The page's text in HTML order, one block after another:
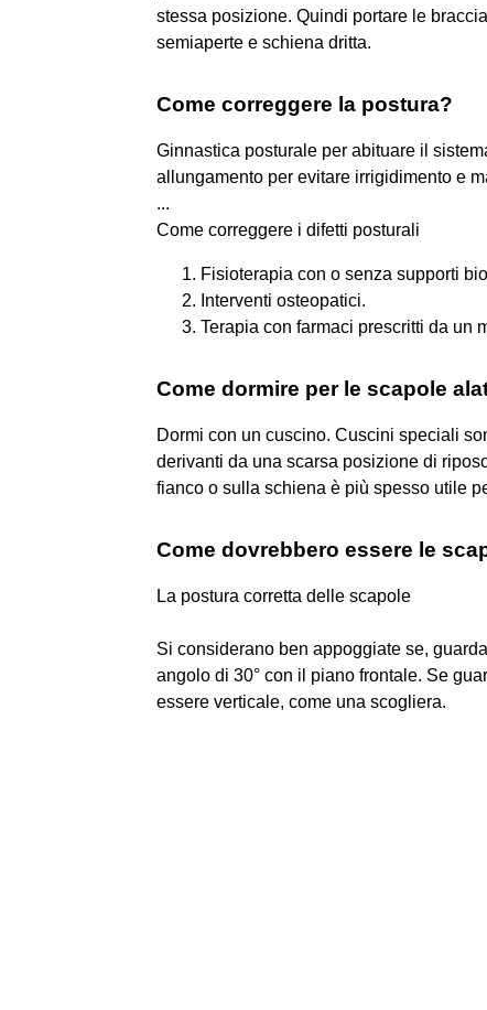
stessa posizione. Quindi portare le
semiaperte e schiena dritta.
Come correggere la postura?
Ginnastica posturale per abituare il
allungamento per evitare irrigidimento e
...
Come correggere i difetti posturali
Fisioterapia con o senza supporti
Interventi osteopatici.
Terapia con farmaci prescritti da un
Come dormire per le scapole
Dormi con un cuscino. Cuscini speciali
derivanti da una scarsa posizione di
fianco o sulla schiena è più spesso utile
Come dovrebbero essere le
La postura corretta delle scapole
Si considerano ben appoggiate se,
angolo di 30° con il piano frontale. Se
essere verticale, come una scogliera.